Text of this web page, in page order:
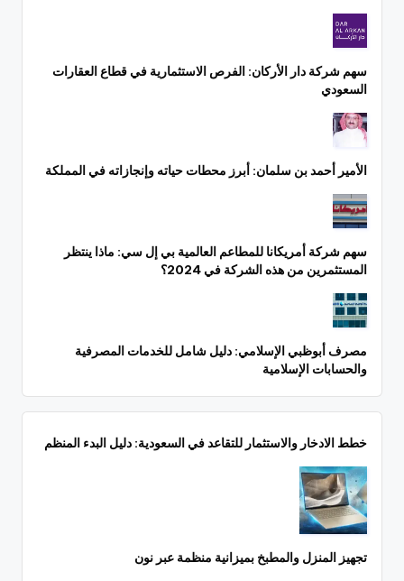
سهم شركة دار الأركان: الفرص الاستثمارية في قطاع العقارات
السعودي
الأمير أحمد بن سلمان: أبرز محطات حياته وإنجازاته في المملكة
سهم شركة أمريكانا للمطاعم العالمية بي إل سي: ماذا ينتظر
المستثمرين من هذه الشركة في 2024؟
مصرف أبوظبي الإسلامي: دليل شامل للخدمات المصرفية
والحسابات الإسلامية
خطط الادخار والاستثمار للتقاعد في السعودية: دليل البدء المنظم
تجهيز المنزل والمطبخ بميزانية منظمة عبر نون